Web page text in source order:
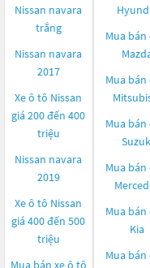
Nissan navara
trắng
Nissan navara
2017
Xe ô tô Nissan
giá 200 đến 400
triệu
Nissan navara
2019
Xe ô tô Nissan
giá 400 đến 500
triệu
Mua bán xe ô tô
Mua bán
Mua bán
Mua bán
Mua bán
Mua bán
Kia
Mua bán